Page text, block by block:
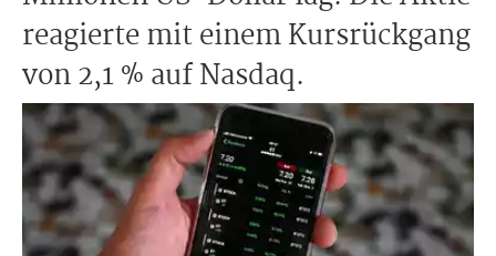
reagierte mit einem Kursrückgang
von 2,1 % auf Nasdaq.